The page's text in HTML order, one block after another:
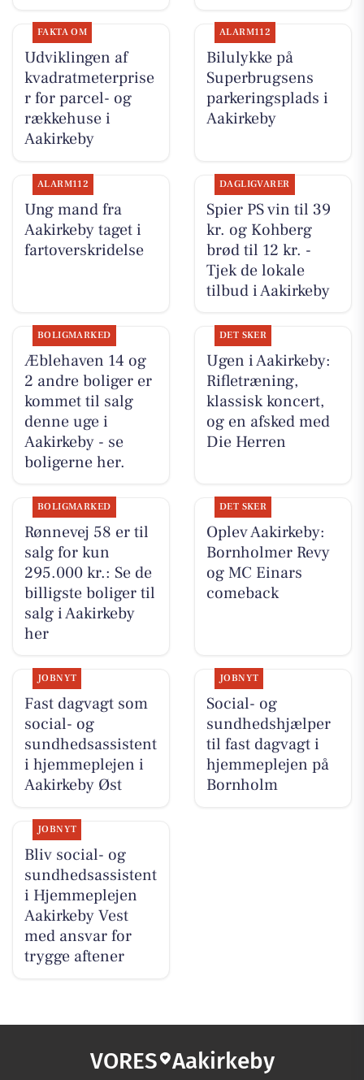
FAKTA OM
Udviklingen af
kvadratmeterprise
r for parcel- og
rækkehuse i
Aakirkeby
ALARM112
Bilulykke på
Superbrugsens
parkeringsplads i
Aakirkeby
ALARM112
Ung mand fra
Aakirkeby taget i
fartoverskridelse
DAGLIGVARER
Spier PS vin til 39
kr. og Kohberg
brød til 12 kr. -
Tjek de lokale
tilbud i Aakirkeby
BOLIGMARKED
Æblehaven 14 og
2 andre boliger er
kommet til salg
denne uge i
Aakirkeby - se
boligerne her.
DET SKER
Ugen i Aakirkeby:
Rifletræning,
klassisk koncert,
og en afsked med
Die Herren
BOLIGMARKED
Rønnevej 58 er til
salg for kun
295.000 kr.: Se de
billigste boliger til
salg i Aakirkeby
her
DET SKER
Oplev Aakirkeby:
Bornholmer Revy
og MC Einars
comeback
JOBNYT
Fast dagvagt som
social- og
sundhedsassistent
i hjemmeplejen i
Aakirkeby Øst
JOBNYT
Social- og
sundhedshjælper
til fast dagvagt i
hjemmeplejen på
Bornholm
JOBNYT
Bliv social- og
sundhedsassistent
i Hjemmeplejen
Aakirkeby Vest
med ansvar for
trygge aftener
VORES Aakirkeby